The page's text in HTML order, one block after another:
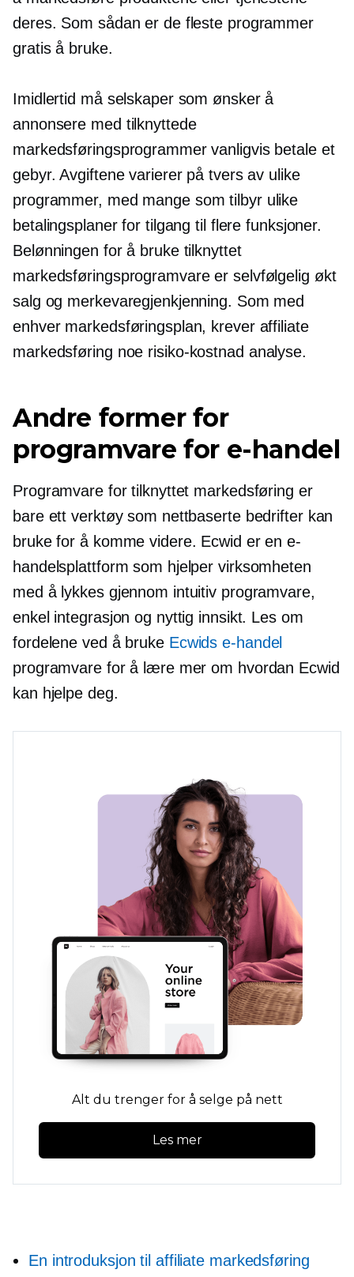
deres. Som sådan er de fleste programmer
gratis å bruke.
Imidlertid må selskaper som ønsker å
annonsere med tilknyttede
markedsføringsprogrammer vanligvis betale et
gebyr. Avgiftene varierer på tvers av ulike
programmer, med mange som tilbyr ulike
betalingsplaner for tilgang til flere funksjoner.
Belønningen for å bruke tilknyttet
markedsføringsprogramvare er selvfølgelig økt
salg og merkevaregjenkjenning. Som med
enhver markedsføringsplan, krever affiliate
markedsføring noe risiko-kostnad analyse.
Andre former for
programvare for e-handel
Programvare for tilknyttet markedsføring er
bare ett verktøy som nettbaserte bedrifter kan
bruke for å komme videre. Ecwid er en e-
handelsplattform som hjelper virksomheten
med å lykkes gjennom intuitiv programvare,
enkel integrasjon og nyttig innsikt. Les om
fordelene ved å bruke Ecwids e-handel
programvare for å lære mer om hvordan Ecwid
kan hjelpe deg.
Alt du trenger for å selge på nett
Les mer
En introduksjon til affiliate markedsføring